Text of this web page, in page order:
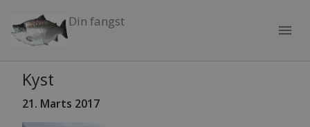
Din fangst
menu
Kyst
21. Marts 2017